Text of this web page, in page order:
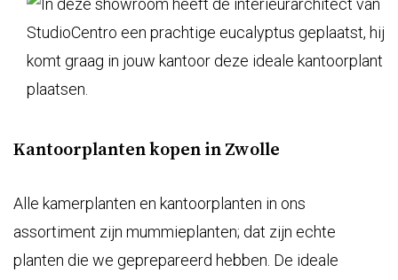
Kantoorplanten kopen in Zwolle
Alle kamerplanten en kantoorplanten in ons
assortiment zijn mummieplanten; dat zijn echte
planten die we geprepareerd hebben. De ideale